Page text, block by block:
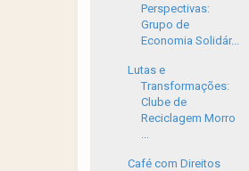
Perspectivas:
Grupo de
Economia Solidár...
Lutas e
Transformações:
Clube de
Reciclagem Morro
Café com Direitos